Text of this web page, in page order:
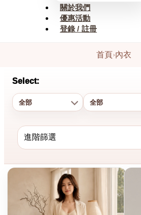
關於我們
優惠活動
登錄 / 註冊
首頁›內衣
Select:
進階篩選